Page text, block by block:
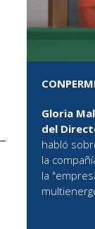
Gloria
del
habló
la
la